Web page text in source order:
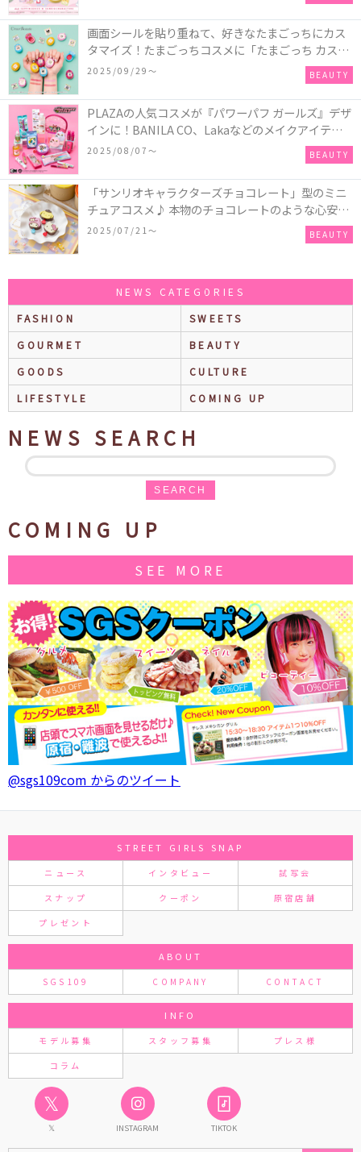
画面シールを貼り重ねて、好きなたまごっちにカス
タマイズ！たまごっちコスメに「たまごっち カスタ
ム!!リップ＆チーク」が新登場
2025/09/29〜 BEAUTY
PLAZAの人気コスメが『パワーパフ ガールズ』デザ
インに！BANILA CO、Lakaなどのメイクアイテム
に、＆honeyやSign+などのヘアアイテム、VTや
2025/08/07〜 BEAUTY
「サンリオキャラクターズチョコレート」型のミニ
チュアコスメ♪ 本物のチョコレートのような心安ら
ぐ香りの保湿バームが登場！
2025/07/21〜 BEAUTY
NEWS CATEGORIES
FASHION
SWEETS
GOURMET
BEAUTY
GOODS
CULTURE
LIFESTYLE
COMING UP
NEWS SEARCH
SEARCH
COMING UP
SEE MORE
@sgs109com からのツイート
STREET GIRLS SNAP
ニュース インタビュー 試写会
スナップ クーポン 原宿店舗
プレゼント
ABOUT
SGS109 COMPANY CONTACT
INFO
モデル募集 スタッフ募集 プレス様
コラム
𝕏
𝕏 INSTAGRAM TIKTOK